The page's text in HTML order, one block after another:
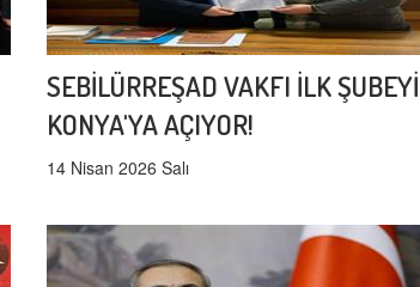
SEBİLÜRREŞAD VAKFI İLK ŞUBEYİ
KONYA'YA AÇIYOR!
14 Nisan 2026 Salı